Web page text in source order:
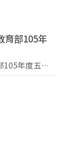
育部105年
105年度五育